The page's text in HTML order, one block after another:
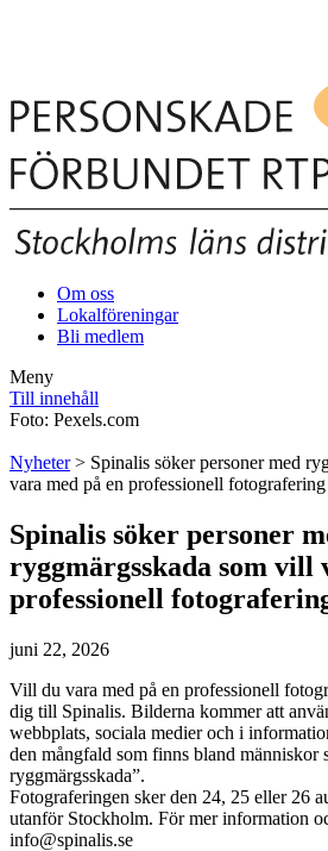
Om oss
Lokalföreningar
Bli medlem
Meny
Till innehåll
Foto: Pexels.com
Nyheter> Spinalis söker personer med
vara med på en professionell fotografering
Spinalis söker personer
ryggmärgsskada som vill
professionell
juni 22, 2026
Vill du vara med på en professionell
dig till Spinalis. Bilderna kommer att
webbplats, sociala medier och i
den mångfald som finns bland människor
ryggmärgsskada”.
Fotograferingen sker den 24, 25 eller 26
utanför Stockholm. För mer information
info@spinalis.se